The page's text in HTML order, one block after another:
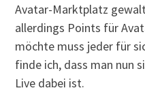
Avatar-Marktplatz
allerdings Points für
möchte muss jeder für
finde ich, dass man nun
Live dabei ist.